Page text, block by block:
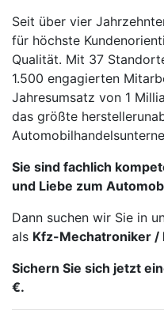
Seit über vier
für höchste
Qualität. Mit 37
1.500 engagierten
Jahresumsatz von 1
das größte
Sie sind fachlich
und Liebe zum
Dann suchen wir Sie in
als Kfz-Mechatroniker
Sichern Sie sich jetzt
€.